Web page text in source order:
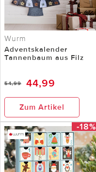
Wurm
Adventskalender
Tannenbaum aus Filz
54,99 44,99
Zum Artikel
-18%